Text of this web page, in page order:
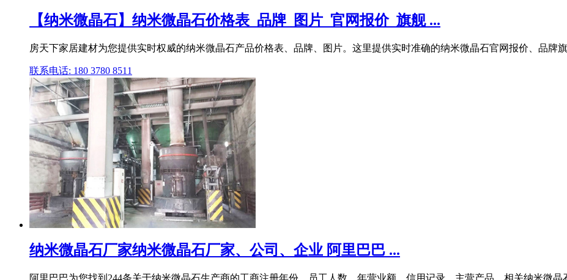
【纳米微晶石】纳米微晶石价格表_品牌_图片_官网报价_旗舰 ...
房天下家居建材为您提供实时权威的纳米微晶石产品价格表、品牌、图片。这里提供实时准确的纳米微晶石官网报价、品牌
联系电话: 180 3780 8511
纳米微晶石厂家纳米微晶石厂家、公司、企业 阿里巴巴 ...
阿里巴巴为您找到244条关于纳米微晶石生产商的工商注册年份、员工人数、年营业额、信用记录、主营产品、相关纳米微晶